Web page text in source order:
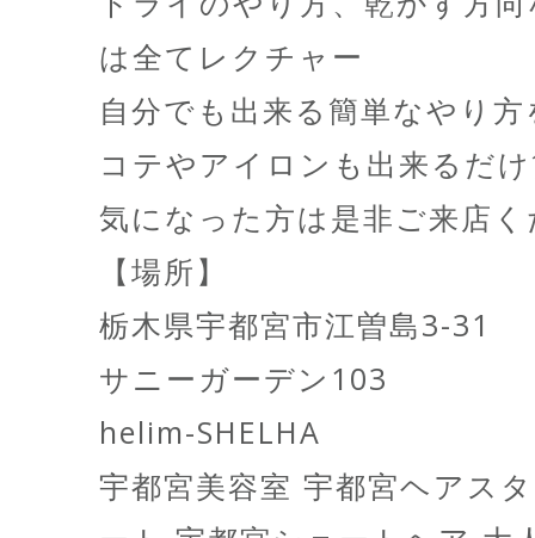
は全てレクチャー
自分でも出来る簡単なやり
コテやアイロンも出来るだ
気になった方は是非ご来店
【場所】
栃木県宇都宮市江曽島3-31
サニーガーデン103
helim-SHELHA
宇都宮美容室 宇都宮ヘアス